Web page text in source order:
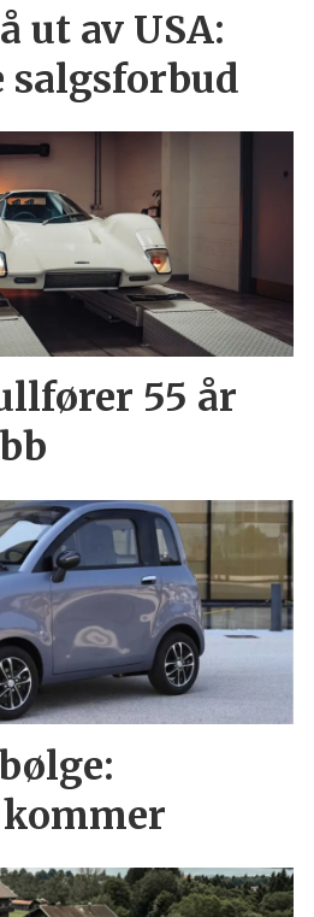
ut av USA:
55 år